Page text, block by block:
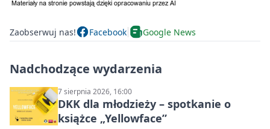
Zaobserwuj nas! Facebook Google News
Nadchodzące wydarzenia
7 sierpnia 2026, 16:00
DKK dla młodzieży – spotkanie o
książce „Yellowface”